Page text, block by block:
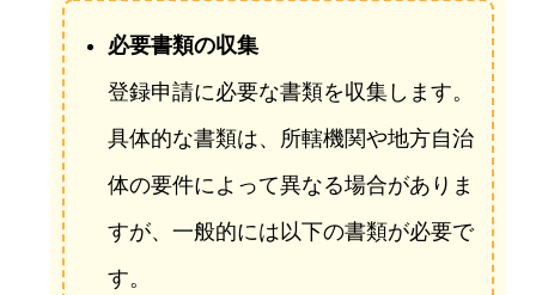
必要書類の収集
登録申請に必要な書類を収集します。
具体的な書類は、所轄機関や地方自治
体の要件によって異なる場合がありま
すが、一般的には以下の書類が必要で
す。